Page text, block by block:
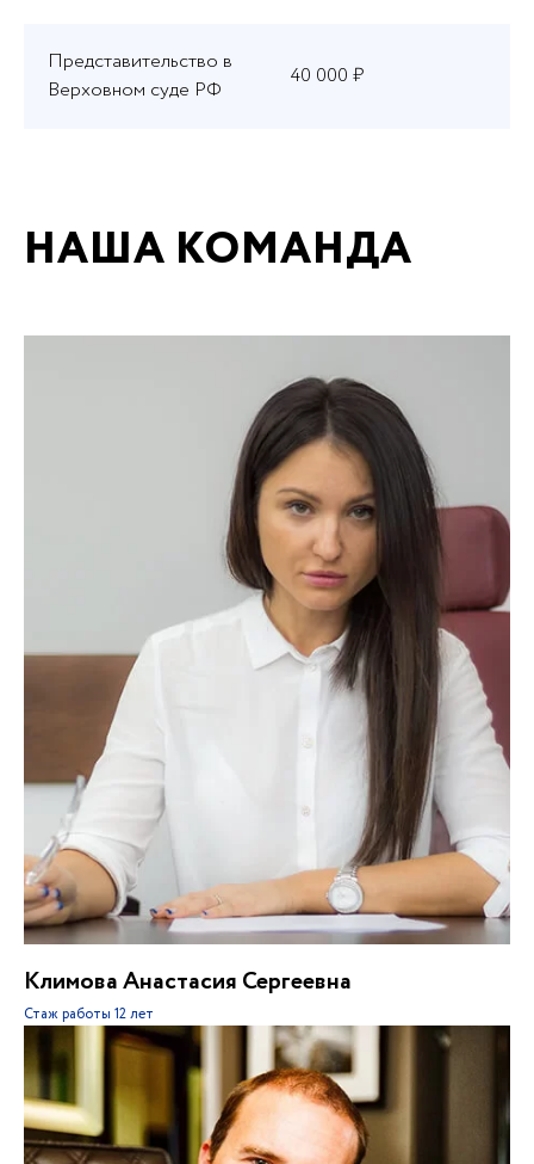
Представительство в
Верховном суде РФ
40 000 ₽
НАША КОМАНДА
Климова Анастасия Сергеевна
Стаж работы 12 лет